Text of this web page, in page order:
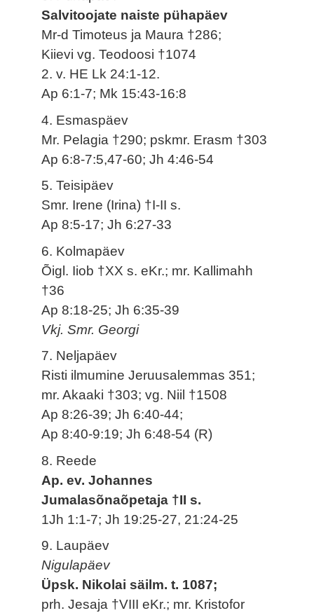
Salvitoojate naiste pühapäev
Mr-d Timoteus ja Maura †286;
Kiievi vg. Teodoosi †1074
2. v. HE Lk 24:1-12.
Ap 6:1-7; Mk 15:43-16:8
4. Esmaspäev
Mr. Pelagia †290; pskmr. Erasm †303
Ap 6:8-7:5,47-60; Jh 4:46-54
5. Teisipäev
Smr. Irene (Irina) †I-II s.
Ap 8:5-17; Jh 6:27-33
6. Kolmapäev
Õigl. Iiob †XX s. eKr.; mr. Kallimahh
†36
Ap 8:18-25; Jh 6:35-39
Vkj. Smr. Georgi
7. Neljapäev
Risti ilmumine Jeruusalemmas 351;
mr. Akaaki †303; vg. Niil †1508
Ap 8:26-39; Jh 6:40-44;
Ap 8:40-9:19; Jh 6:48-54 (R)
8. Reede
Ap. ev. Johannes
Jumalasõnaõpetaja †II s.
1Jh 1:1-7; Jh 19:25-27, 21:24-25
9. Laupäev
Nigulapäev
Üpsk. Nikolai säilm. t. 1087;
prh. Jesaja †VIII eKr.; mr. Kristofor